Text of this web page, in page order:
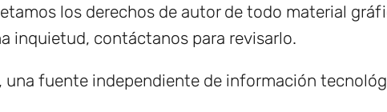
los derechos de autor de todo material
inquietud, contáctanos para revisarlo.
, una fuente independiente de información